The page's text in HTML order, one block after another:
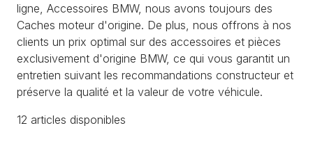
ligne, Accessoires BMW, nous avons toujours des
Caches moteur d'origine. De plus, nous offrons à nos
clients un prix optimal sur des accessoires et pièces
exclusivement d'origine BMW, ce qui vous garantit un
entretien suivant les recommandations constructeur et
préserve la qualité et la valeur de votre véhicule.
12 articles disponibles